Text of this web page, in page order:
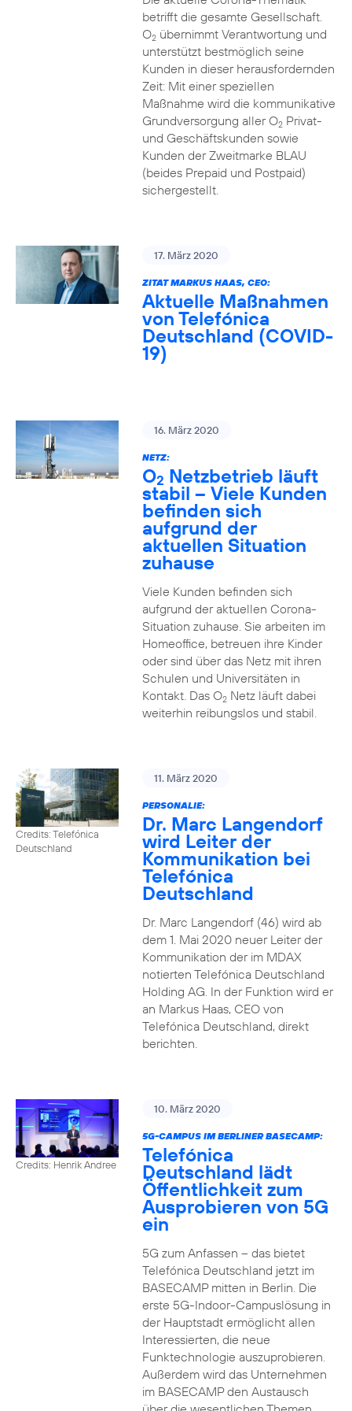
betrifft die gesamte Gesellschaft.
O2übernimmt Verantwortung und
unterstützt bestmöglich seine
Kunden in dieser herausfordernden
Zeit: Mit einer speziellen
Maßnahme wird die kommunikative
Grundversorgung aller O2Privat-
und Geschäftskunden sowie
Kunden der Zweitmarke BLAU
(beides Prepaid und Postpaid)
sichergestellt.
17. März 2020
ZITAT MARKUS HAAS, CEO:
Aktuelle Maßnahmen
von Telefónica
Deutschland (COVID-
19)
16. März 2020
NETZ:
O2 Netzbetrieb läuft
stabil – Viele Kunden
befinden sich
aufgrund der
aktuellen Situation
zuhause
Viele Kunden befinden sich
aufgrund der aktuellen Corona-
Situation zuhause. Sie arbeiten im
Homeoffice, betreuen ihre Kinder
oder sind über das Netz mit ihren
Schulen und Universitäten in
Kontakt. Das O2Netz läuft dabei
weiterhin reibungslos und stabil.
Credits: Telefónica
Deutschland
11. März 2020
PERSONALIE:
Dr. Marc Langendorf
wird Leiter der
Kommunikation bei
Telefónica
Deutschland
Dr. Marc Langendorf (46) wird ab
dem 1. Mai 2020 neuer Leiter der
Kommunikation der im MDAX
notierten Telefónica Deutschland
Holding AG. In der Funktion wird er
an Markus Haas, CEO von
Telefónica Deutschland, direkt
berichten.
Credits: Henrik Andree
10. März 2020
5G-CAMPUS IM BERLINER BASECAMP:
Telefónica
Deutschland lädt
Öffentlichkeit zum
Ausprobieren von 5G
ein
5G zum Anfassen – das bietet
Telefónica Deutschland jetzt im
BASECAMP mitten in Berlin. Die
erste 5G-Indoor-Campuslösung in
der Hauptstadt ermöglicht allen
Interessierten, die neue
Funktechnologie auszuprobieren.
Außerdem wird das Unternehmen
im BASECAMP den Austausch